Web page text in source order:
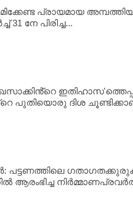
പ്രായമായ
നേ പിരിച്ച...
പുതിയൊരു ദിശ
പട്ടണത്തിലെ
ആരംഭിച്ച